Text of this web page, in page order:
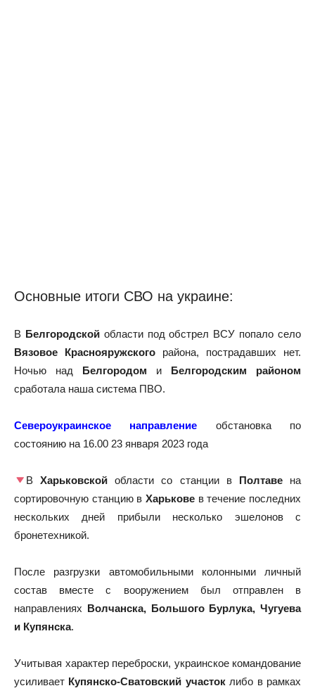
Основные итоги СВО на украине:
В Белгородскойобласти под обстрел ВСУ попало село
Вязовое Краснояружского района, пострадавших нет.
Ночью над
Белгородом и
Белгородским районом
сработала наша система ПВО.
Североукраинское направление обстановка по
состоянию на 16.00 23 января 2023 года
ВХарьковской области со станции в Полтавена
сортировочную станцию в Харькове в течение последних
нескольких дней прибыли несколько эшелонов с
бронетехникой.
После разгрузки автомобильными колонными личный
состав вместе с вооружением был отправлен в
направлениях
Волчанска, Большого Бурлука, Чугуева
и Купянска.
Учитывая характер переброски, украинское командование
усиливает Купянско-Сватовский участоклибо в рамках